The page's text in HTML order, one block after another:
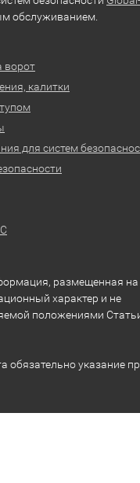
обслуживанием.
ворот
калитки
для систем
размещенная на
характер и не
положениями
обязательно указание